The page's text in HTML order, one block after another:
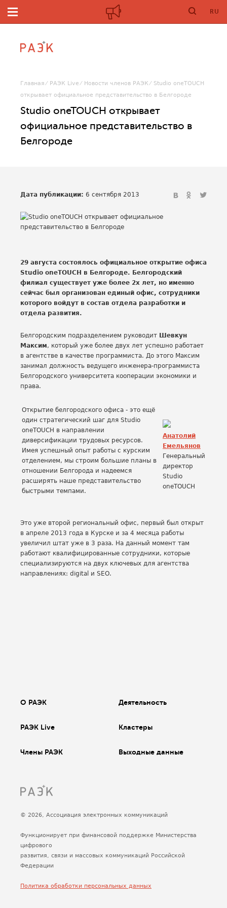
RU
Главная РАЭК Live Новости членов РАЭК
Studio oneTOUCH
открывает официальное представительство в Белгороде
Studio oneTOUCH открывает
официальное представительство в
Белгороде
Дата публикации: 6 сентября 2013
29 августа состоялось официальное открытие офиса
Studio oneTOUCH в Белгороде. Белгородский
филиал существует уже более 2х лет, но именно
сейчас был организован единый офис, сотрудники
которого войдут в состав отдела разработки и
отдела развития.
Белгородским подразделением руководит Шевкун
Максим, который уже более двух лет успешно работает
в агентстве в качестве программиста. До этого Максим
занимал должность ведущего инженера-программиста
Белгородского университета кооперации экономики и
права.
Открытие белгородского офиса - это ещё
один стратегический шаг для Studio
oneTOUCH в направлении
диверсификации трудовых ресурсов.
Имея успешный опыт работы с курским
отделением, мы строим большие планы в
отношении Белгорода и надеемся
расширять наше представительство
быстрыми темпами.
Анатолий
Емельянов
Генеральный
директор
Studio
oneTOUCH
Это уже второй региональный офис, первый был открыт
в апреле 2013 года в Курске и за 4 месяца работы
увеличил штат уже в 3 раза. На данный момент там
работают квалифицированные сотрудники, которые
специализируются на двух ключевых для агентства
направлениях: digital и SEO.
О РАЭК Деятельность
РАЭК Live Кластеры
Члены РАЭК Выходные данные
© 2026, Ассоциация электронных коммуникаций
Функционирует при финансовой поддержке Министерства
цифрового
развития, связи и массовых коммуникаций Российской
Федерации
Политика обработки персональных данных